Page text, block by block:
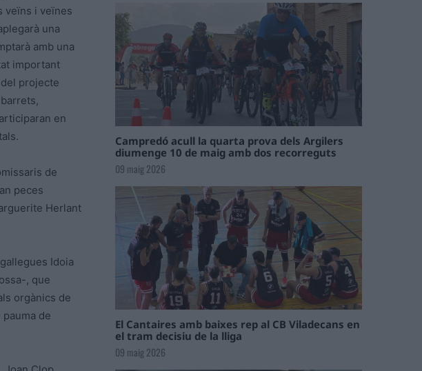
veïns i veïnes
una
amb una
important
projecte
en
de
peces
Herlant
Idoia
, que
orgànics de
de
Campredó acull la quarta prova dels Argilers
diumenge 10 de maig amb dos recorreguts
09 maig 2026
El Cantaires amb baixes rep al CB Viladecans en
el tram decisiu de la lliga
09 maig 2026